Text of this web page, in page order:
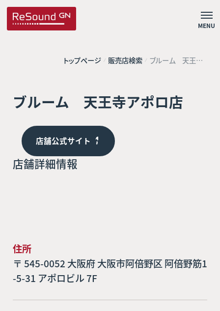
MENU
トップページ 販売店検索 ブルーム 天王寺
アポロ店
ブルーム 天王寺アポロ店
店舗公式サイト
店舗詳細情報
住所
〒 545-0052 大阪府 大阪市阿倍野区 阿倍野筋1
-5-31 アポロビル 7F